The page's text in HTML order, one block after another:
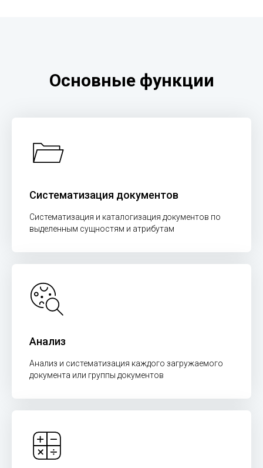
Основные функции
Систематизация документов
Систематизация и каталогизация документов по
выделенным сущностям и атрибутам
Анализ
Анализ и систематизация каждого загружаемого
документа или группы документов